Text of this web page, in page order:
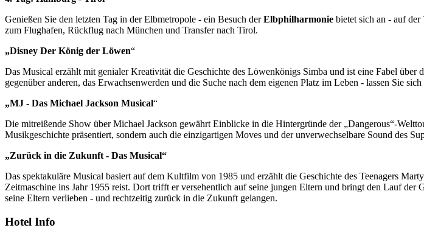
Genießen Sie den letzten Tag in der Elbmetropole - ein Besuch derElbphilharmonie bietet sich an - auf
zum Flughafen, Rückflug nach München und Transfer nach Tirol.
„Disney Der König der Löwen“
Das Musical erzählt mit genialer Kreativität die Geschichte des Löwenkönigs Simba und ist eine Fabel
gegenüber anderen, das Erwachsenwerden und die Suche nach dem eigenen Platz im Leben - lassen Sie
„MJ - Das Michael Jackson Musical“
Die mitreißende Show über Michael Jackson gewährt Einblicke in die Hintergründe der „Dangerous“-
Musikgeschichte präsentiert, sondern auch die einzigartigen Moves und der unverwechselbare Sound des
„Zurück in die Zukunft - Das Musical“
Das spektakuläre Musical basiert auf dem Kultfilm von 1985 und erzählt die Geschichte des Teenagers
Zeitmaschine ins Jahr 1955 reist. Dort trifft er versehentlich auf seine jungen Eltern und bringt den Lauf der
seine Eltern verlieben - und rechtzeitig zurück in die Zukunft gelangen.
Hotel Info